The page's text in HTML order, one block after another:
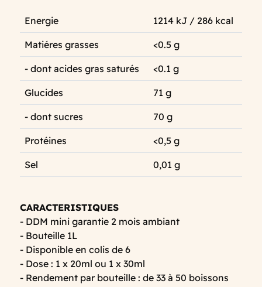
Energie 1214 kJ / 286 kcal
Matiéres grasses <0.5 g
- dont acides gras saturés <0.1 g
Glucides 71 g
- dont sucres 70 g
Protéines <0,5 g
Sel 0,01 g
CARACTERISTIQUES
- DDM mini garantie 2 mois ambiant
- Bouteille 1L
- Disponible en colis de 6
- Dose : 1 x 20ml ou 1 x 30ml
- Rendement par bouteille : de 33 à 50 boissons